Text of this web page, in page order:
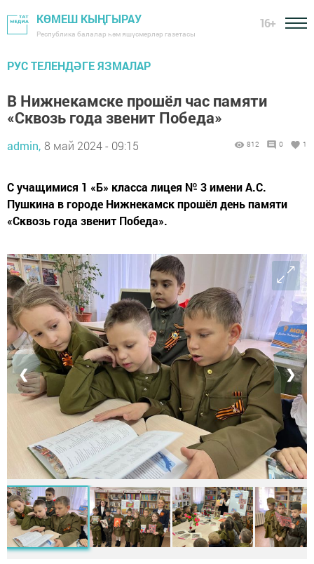
КӨМЕШ КЫҢГЫРАУ
Республика балалар һәм яшүсмерләр газетасы
16+
РУС ТЕЛЕНДӘГЕ ЯЗМАЛАР
В Нижнекамске прошёл час памяти
«Сквозь года звенит Победа»
admin, 8 май 2024 - 09:15 812 0 1
С учащимися 1 «Б» класса лицея № 3 имени А.С.
Пушкина в городе Нижнекамск прошёл день памяти
«Сквозь года звенит Победа».
❮ ❯